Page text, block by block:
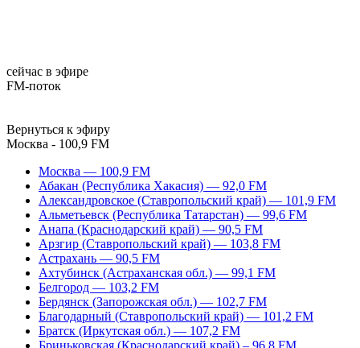
сейчас в эфире
FM-поток
Вернуться к эфиру
Москва - 100,9 FM
Москва — 100,9 FM
Абакан (Республика Хакасия) — 92,0 FM
Александровское (Ставропольский край) — 101,9 FM
Альметьевск (Республика Татарстан) — 99,6 FM
Анапа (Краснодарский край) — 90,5 FM
Арзгир (Ставропольский край) — 103,8 FM
Астрахань — 90,5 FM
Ахтубинск (Астраханская обл.) — 99,1 FM
Белгород — 103,2 FM
Бердянск (Запорожская обл.) — 102,7 FM
Благодарный (Ставропольский край) — 101,2 FM
Братск (Иркутская обл.) — 107,2 FM
Бриньковская (Краснодарский край) – 96,8 FM